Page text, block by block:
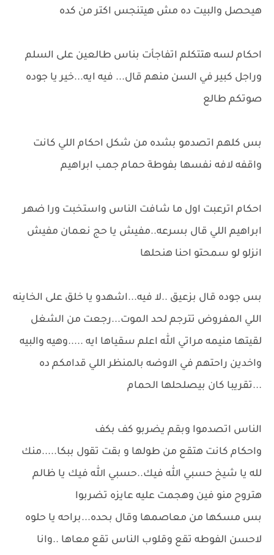
هيحصل والبيت ده مش هيتنجس اكتر من كده
احكام لسه هتتكلم اتفاجأت بناس طالعين على السلم
وراجل كبير في السن منهم قال... فيه ايه...خير يا جوده
صوتكم طالع
بس كلهم اتصدمو بشده من شكل احكام اللي كانت
واقفه لافه نفسها بفوطة حمام جمب ابراهيم
احكام اترعبت اول ما شافت الناس واستخبت ورا ضهر
ابراهيم اللي قال بسرعه..مفيش يا حج نعمان مفيش
انزلو لو سمحتو احنا هنحلها
بس جوده قال بزعيق ..لا فيه...اشهدو يا خلق على الخاينه
اللي المفروض تترجم لحد الموت...رجعت من الشغل
لقيتها منيمه مراتي الله اعلم سقياها ايه .....وهيه والبيه
واخدين راحتهم في الاوضه بالمنظر اللي قدامكم ده
...تقريبا كان بيصلحلها الحمام
الناس اتصدموا وبقم يضربو كف بكف
واحكام كانت هتقع من طولها و بقت تقول ببكا.....منك
لله يا شيخ حسبي الله فيك..حسبي الله فيك يا ظالم
هتروح منو فين وهجمت عليه عايزه تضربوا
بس مسكها من معاصمها وقال بحده...براحه يا حلوه
لاحسن الفوطه تقع وقلوب الناس تقع معاها ..وانا